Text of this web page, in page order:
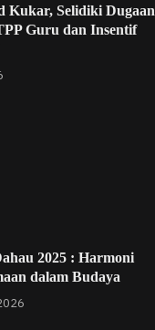
Kukar, Selidiki Dugaan
Guru dan Insentif
2025 : Harmoni
dalam Budaya